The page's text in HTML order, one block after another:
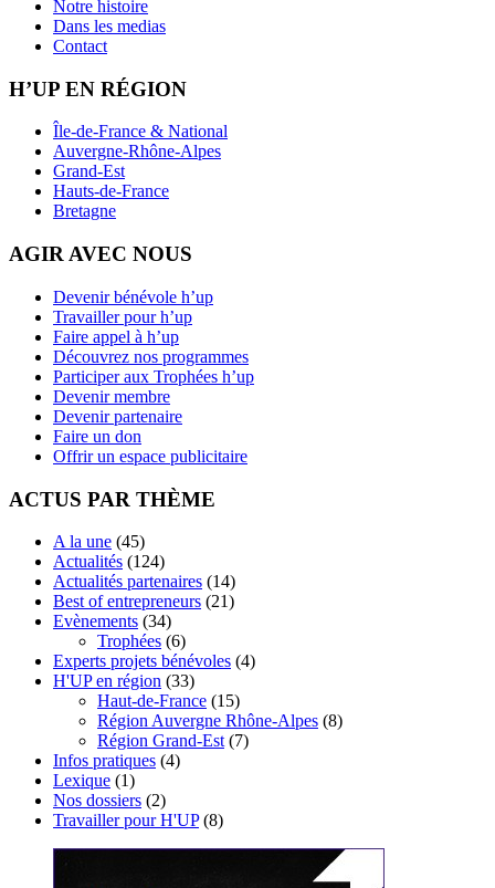
Notre histoire
Dans les medias
Contact
H’UP EN RÉGION
Île-de-France & National
Auvergne-Rhône-Alpes
Grand-Est
Hauts-de-France
Bretagne
AGIR AVEC NOUS
Devenir bénévole h’up
Travailler pour h’up
Faire appel à h’up
Découvrez nos programmes
Participer aux Trophées h’up
Devenir membre
Devenir partenaire
Faire un don
Offrir un espace publicitaire
ACTUS PAR THÈME
A la une (45)
Actualités (124)
Actualités partenaires (14)
Best of entrepreneurs (21)
Evènements (34)
Trophées (6)
Experts projets bénévoles (4)
H'UP en région (33)
Haut-de-France (15)
Région Auvergne Rhône-Alpes (8)
Région Grand-Est (7)
Infos pratiques (4)
Lexique (1)
Nos dossiers (2)
Travailler pour H'UP(8)